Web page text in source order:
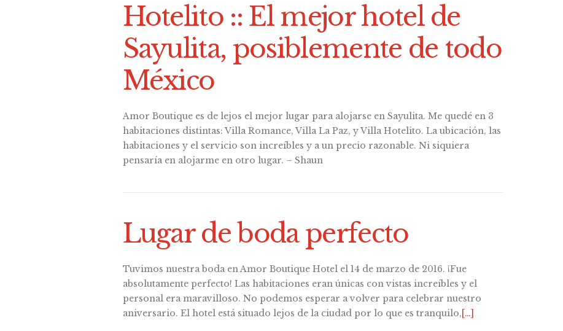
Hotelito :: El mejor hotel de
Sayulita, posiblemente de todo
México
Amor Boutique es de lejos el mejor lugar para alojarse en Sayulita. Me quedé en 3
habitaciones distintas: Villa Romance, Villa La Paz, y Villa Hotelito. La ubicación, las
habitaciones y el servicio son increíbles y a un precio razonable. Ni siquiera
pensaría en alojarme en otro lugar. – Shaun
Lugar de boda perfecto
Tuvimos nuestra boda en Amor Boutique Hotel el 14 de marzo de 2016. ¡Fue
absolutamente perfecto! Las habitaciones eran únicas con vistas increíbles y el
personal era maravilloso. No podemos esperar a volver para celebrar nuestro
aniversario. El hotel está situado lejos de la ciudad por lo que es tranquilo,[…]